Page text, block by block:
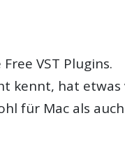
Free VST Plugins.
kennt, hat etwas
für Mac als